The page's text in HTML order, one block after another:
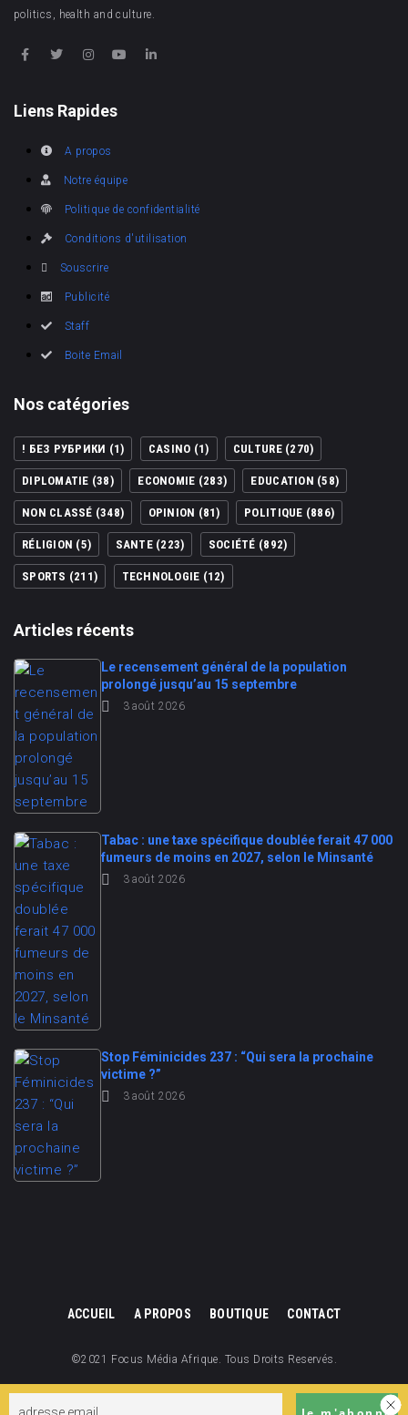
politics, health and culture.
Liens Rapides
A propos
Notre équipe
Politique de confidentialité
Conditions d'utilisation
Souscrire
Publicité
Staff
Boite Email
Nos catégories
! БЕЗ РУБРИКИ (1) CASINO (1) CULTURE(270)
DIPLOMATIE (38) ECONOMIE (283) EDUCATION (58)
NON CLASSÉ (348) OPINION (81) POLITIQUE (886)
RÉLIGION (5) SANTE(223) SOCIÉTÉ (892)
SPORTS (211) TECHNOLOGIE (12)
Articles récents
Le recensement général de la population
prolongé jusqu’au 15 septembre
3 août 2026
Tabac : une taxe spécifique doublée ferait 47 000
fumeurs de moins en 2027, selon le Minsanté
3 août 2026
Stop Féminicides 237 : “Qui sera la prochaine
victime ?”
3 août 2026
ACCUEIL A PROPOS BOUTIQUE CONTACT
©2021 Focus Média Afrique. Tous Droits Reservés.
Focus Média Afrique est une division de Focus Cameroun.